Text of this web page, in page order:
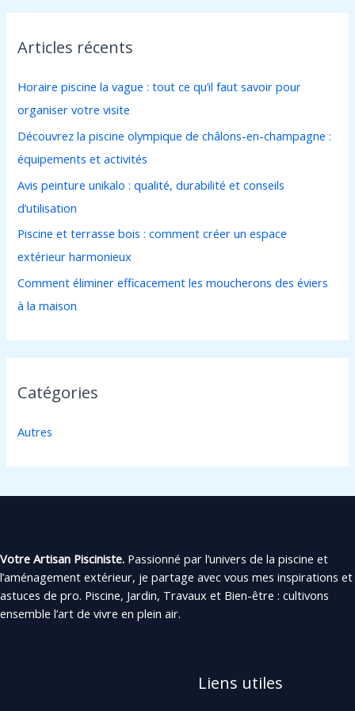
e
c
h
e
r
:
Articles récents
Horaire piscine la vague : tout ce qu’il faut savoir pour
organiser votre visite
Découvrez la piscine olympique de châlons-en-champagne :
équipements et activités
Avis peinture unikalo : qualité, durabilité et conseils
d’utilisation
Piscine et terrasse bois : comment créer un espace
extérieur harmonieux
Comment éliminer efficacement les moucherons des éviers
à la maison
Catégories
Autres
Votre Artisan Pisciniste. Passionné par l’univers de la piscine et
l’aménagement extérieur, je partage avec vous mes inspirations et
astuces de pro. Piscine, Jardin, Travaux et Bien-être : cultivons
ensemble l’art de vivre en plein air.
Liens utiles